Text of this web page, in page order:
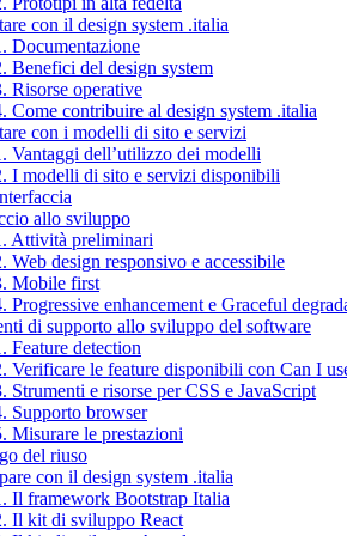
con il design system .italia
Documentazione
Benefici del design system
Risorse operative
Come contribuire al design system .italia
con i modelli di sito e servizi
Vantaggi dell’utilizzo dei modelli
I modelli di sito e servizi disponibili
allo sviluppo
Attività preliminari
Web design responsivo e accessibile
Mobile first
Progressive enhancement e Graceful
di supporto allo sviluppo del software
Feature detection
Verificare le feature disponibili con Can I
Strumenti e risorse per CSS e JavaScript
Supporto browser
Misurare le prestazioni
del riuso
con il design system .italia
Il framework Bootstrap Italia
Il kit di sviluppo React